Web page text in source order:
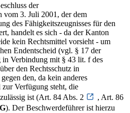
der
vom 3. Juli 2001, der dem
des Fähigkeitszeugnisses für den
handelt es sich - da der Kanton
kein Rechtsmittel vorsieht - um
Endentscheid (vgl. § 17 der
Verbindung mit § 43 lit. f des
den Rechtsschutz in
den, da kein anderes
zur Verfügung steht, die
ist (Art. 84 Abs. 2
, Art. 86
). Der Beschwerdeführer ist hierzu